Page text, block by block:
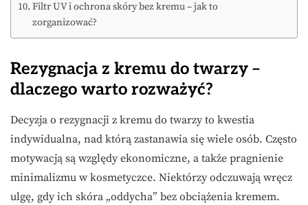
Filtr UV i ochrona skóry bez kremu – jak to
zorganizować?
Rezygnacja z kremu do twarzy –
dlaczego warto rozważyć?
Decyzja o rezygnacji z kremu do twarzy to kwestia
indywidualna, nad którą zastanawia się wiele osób. Często
motywacją są względy ekonomiczne, a także pragnienie
minimalizmu w kosmetyczce. Niektórzy odczuwają wręcz
ulgę, gdy ich skóra „oddycha” bez obciążenia kremem.